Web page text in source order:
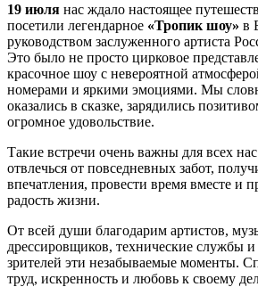
19 июля нас ждало настоящее
посетили легендарное «Тропик шоу» в
руководством заслуженного артиста
Это было не просто цирковое
красочное шоу с невероятной
номерами и яркими эмоциями. Мы
оказались в сказке, зарядились
огромное удовольствие.
Такие встречи очень важны для всех
отвлечься от повседневных забот,
впечатления, провести время вместе и
радость жизни.
От всей души благодарим артистов,
дрессировщиков, технические службы и
зрителей эти незабываемые моменты.
труд, искренность и любовь к своему